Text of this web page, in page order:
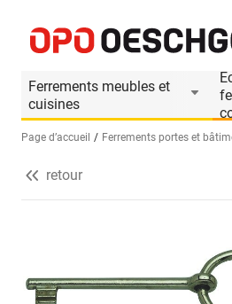
Ferrements meubles et
cuisines
Sélectionnez une langue (FR)
Page d’accueil Ferrements portes et
Informations produit
retour